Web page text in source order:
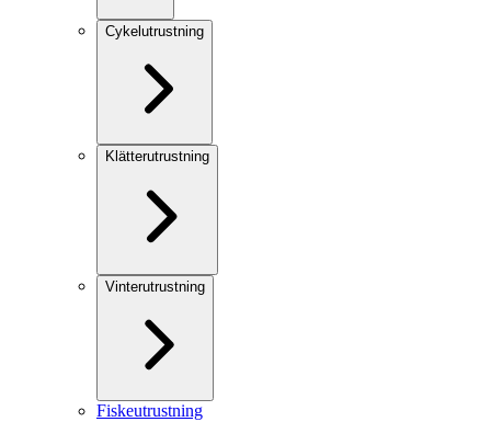
Cykelutrustning
Klätterutrustning
Vinterutrustning
Fiskeutrustning